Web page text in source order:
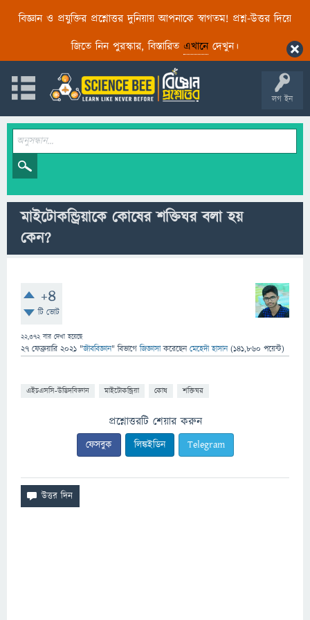
বিজ্ঞান ও প্রযুক্তির প্রশ্নোত্তর দুনিয়ায় আপনাকে স্বাগতম! প্রশ্ন-উত্তর দিয়ে
জিতে নিন পুরস্কার, বিস্তারিত এখানেদেখুন।
লগ ইন
মাইটোকন্ড্রিয়াকে কোষের শক্তিঘর বলা হয়
কেন?
+4
টি ভোট
22,372বার দেখা হয়েছে
27 ফেব্রুয়ারি 2021 "জীববিজ্ঞান" বিভাগে জিজ্ঞাসাকরেছেনমেহেদী হাসান (141,860 পয়েন্ট)
এইচএসসি-উদ্ভিদবিজ্ঞান মাইটোকন্ড্রিয়া কোষ শক্তিঘর
প্রশ্নোত্তরটি শেয়ার করুন
ফেসবুক লিঙ্কইডিন Telegram